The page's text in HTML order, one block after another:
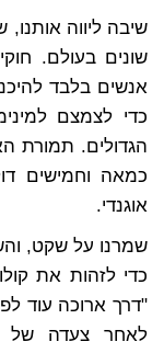
שיבה ליווה
שונים בעולם.
אנשים בלבד
כדי לצמצם
הגדולים. תמורת
כמאה וחמישים
אוגנדי.
שמרנו על שקט,
כדי לזהות את
"דרך ארוכה עוד
לאחר צעדה של